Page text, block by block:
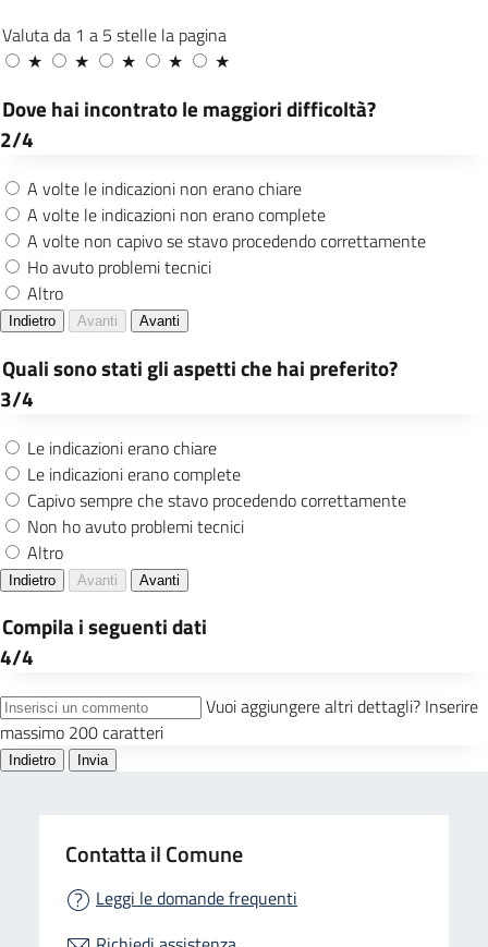
Contatta il Comune
Leggi le domande frequenti